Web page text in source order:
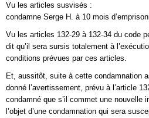
Vu les articles susvisés :
condamne Serge H. à 10 mois
Vu les articles 132-29 à 132-34 du code
dit qu’il sera sursis totalement à
conditions prévues par ces articles.
Et, aussitôt, suite à cette condamnation
donné l’avertissement, prévu à l’article
condamné que s’il commet une nouvelle
l’objet d’une condamnation qui sera